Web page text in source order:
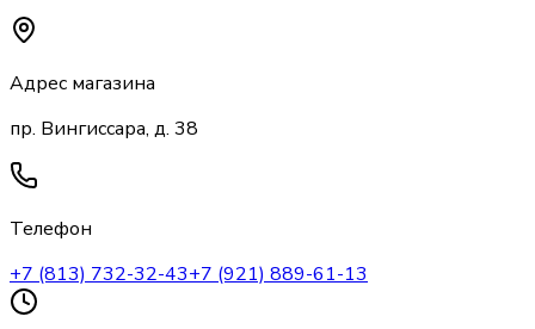
Адрес магазина
пр. Вингиссара, д. 38
Телефон
+7 (813) 732-32-43+7 (921) 889-61-13